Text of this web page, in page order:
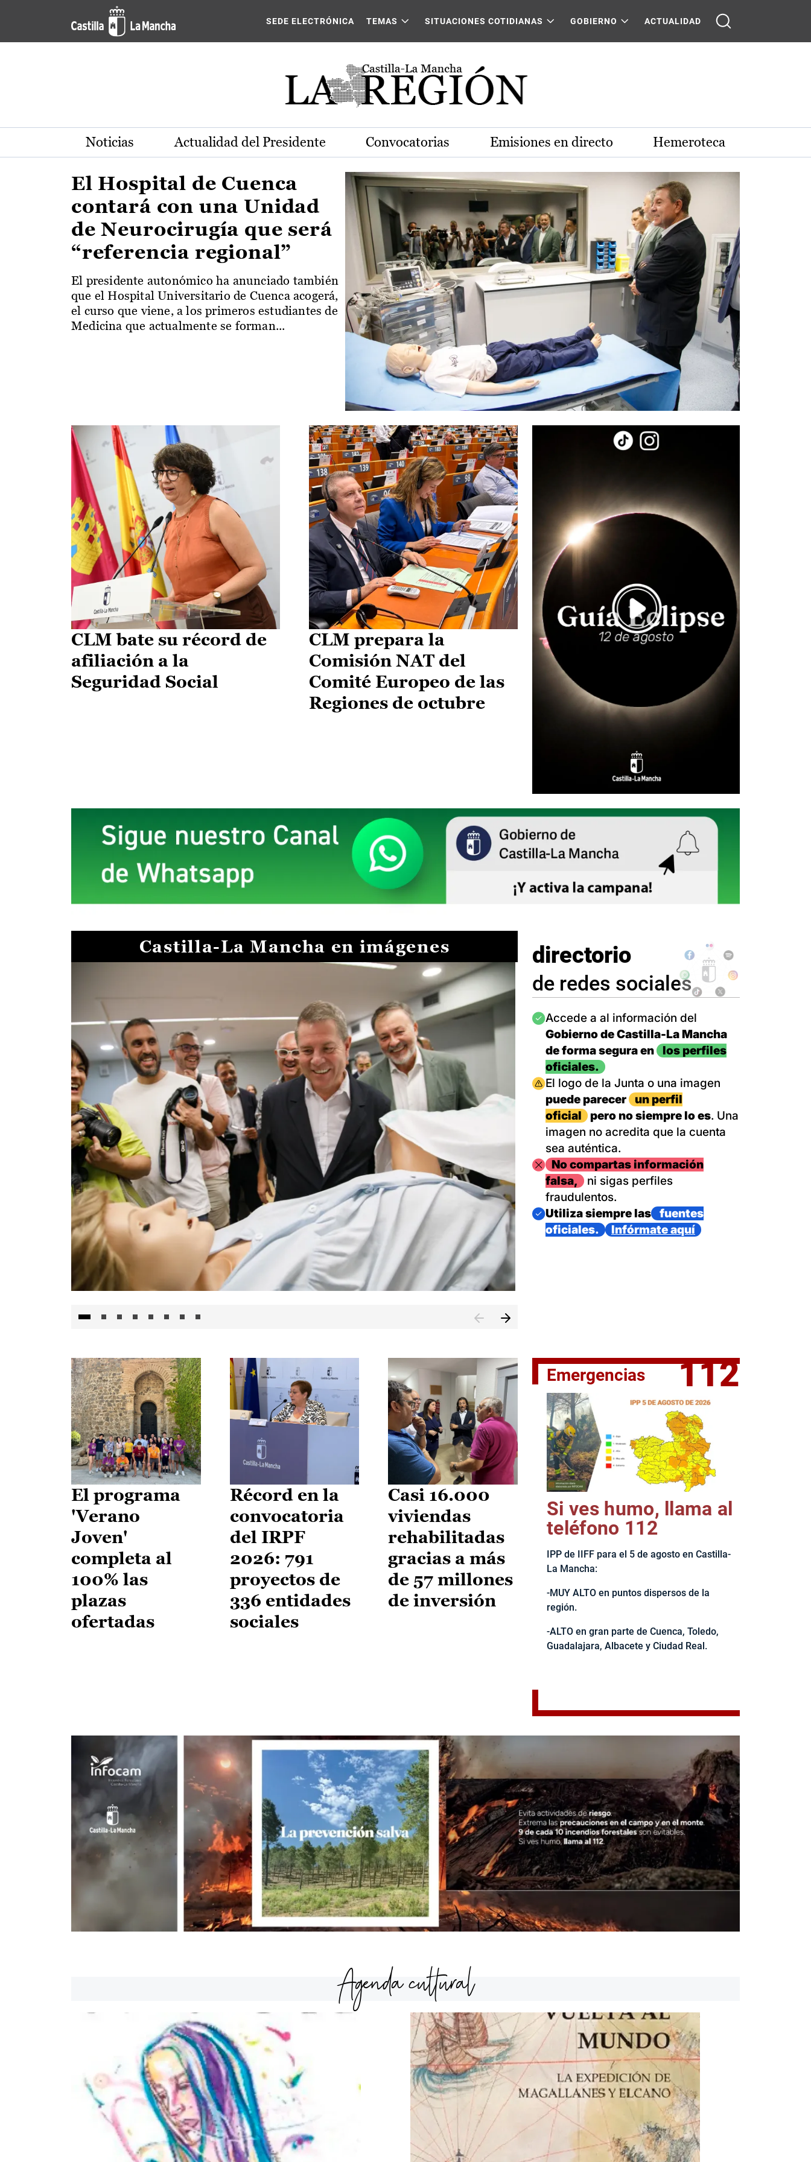
Pasar al contenido principal
Actualidad de la región de Castilla-La Mancha
SEDE ELECTRÓNICA TEMAS SITUACIONES COTIDIANAS GOBIERNO ACTUALIDAD
Noticias Actualidad del Presidente Convocatorias Emisiones en directo Hemeroteca
El Hospital de Cuenca
contará con una Unidad
de Neurocirugía que será
“referencia regional”
El presidente autonómico ha anunciado también
que el Hospital Universitario de Cuenca acogerá,
el curso que viene, a los primeros estudiantes de
Medicina que actualmente se forman...
CLM bate su récord de
afiliación a la
Seguridad Social
CLM prepara la
Comisión NAT del
Comité Europeo de las
Regiones de octubre
Castilla-La Mancha en imágenes
El jefe del Ejecutivo castellanomanchego, Emiliano García-
directorio
de redes sociales
Imagen
Accede a al información del
Gobierno de Castilla-La Mancha
de forma segura en
los perfiles
oficiales.
Imagen
El logo de la Junta o una imagen
puede parecer
un perfil
oficial
pero no siempre lo es. Una
imagen no acredita que la cuenta
sea auténtica.
ImagenNo compartas información
falsa,
ni sigas perfiles
fraudulentos.
Imagen
Utiliza siempre las
fuentes
oficiales.
Infórmate aquí
El programa
'Verano
Joven'
completa al
100% las
plazas
ofertadas
Récord en la
convocatoria
del IRPF
2026: 791
proyectos de
336 entidades
sociales
Casi 16.000
viviendas
rehabilitadas
gracias a más
de 57 millones
de inversión
Emergencias 112
Si ves humo, llama al
teléfono 112
IPP de IIFF para el 5 de agosto en Castilla-
La Mancha:
-MUY ALTO en puntos dispersos de la
región.
-ALTO en gran parte de Cuenca, Toledo,
Guadalajara, Albacete y Ciudad Real.
Agenda cultural